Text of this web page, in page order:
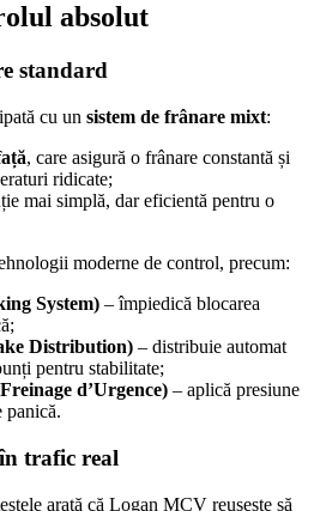
absolut
standard
cu un sistem de frânare mixt:
, care asigură o frânare constantă și
ridicate;
mai simplă, dar eficientă pentru o
moderne de control, precum:
System) – împiedică blocarea
Distribution) – distribuie automat
pentru stabilitate;
d’Urgence) – aplică presiune
panică.
trafic real
arată că Logan MCV reușește să